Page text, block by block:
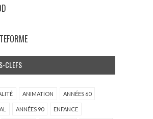
CLEFS
ANIMATION ANNÉES 60
ANNÉES 90 ENFANCE